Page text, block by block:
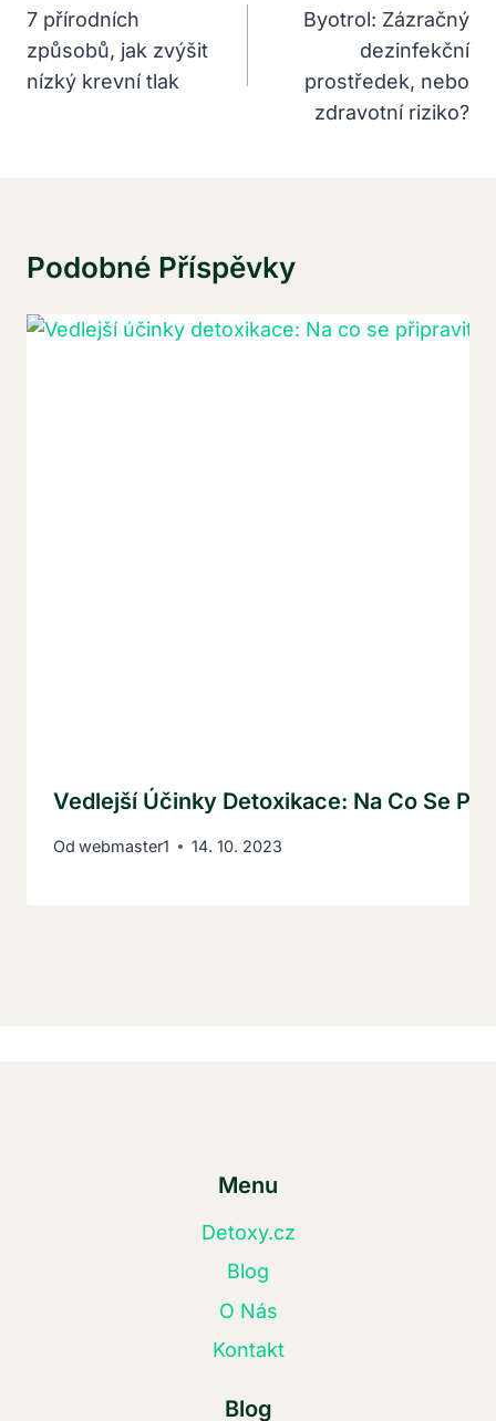
Pro
Příspěvek
7 přírodních
způsobů, jak zvýšit
nízký krevní tlak
Byotrol: Zázračný
dezinfekční
prostředek, nebo
zdravotní riziko?
Podobné Příspěvky
Vedlejší Účinky Detoxikace: Na Co Se
Od webmaster1 14. 10. 2023
Menu
Detoxy.cz
Blog
O Nás
Kontakt
Blog